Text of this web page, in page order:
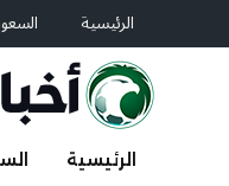
الرئيسية
الرئيسية